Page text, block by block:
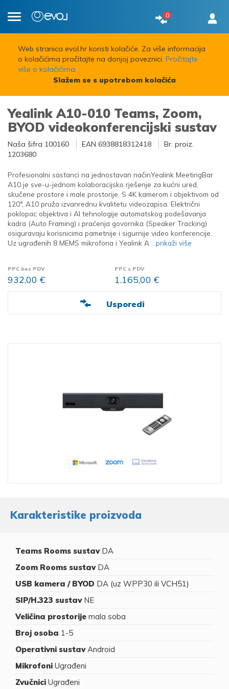
0
Toggle
Web stranica evol.hr koristi kolačiće. Za više informacija
o kolačićima pročitajte na donjoj poveznici. Pročitajte
više o kolačićima.
Slažem se s upotrebom kolačića
Yealink A10-010 Teams, Zoom,
BYOD videokonferencijski sustav
Naša šifra 100160 EAN 6938818312418
Br. proiz.
1203680
Profesionalni sastanci na jednostavan načinYealink MeetingBar
A10 je sve-u-jednom kolaboracijsko rješenje za kućni ured,
skučene prostore i male prostorije. S 4K kamerom i objektivom od
120°, A10 pruža izvanrednu kvalitetu videozapisa. Električni
poklopac objektiva i AI tehnologije automatskog podešavanja
kadra (Auto Framing) i praćenja govornika (Speaker Tracking)
osiguravaju korisnicima pametnije i sigurnije video konferencije.
Uz ugrađenih 8 MEMS mikrofona i Yealink A
...prikaži više
PPC bez PDV
932,00 €
PPC s PDV
1.165,00 €
Usporedi
Karakteristike proizvoda
Teams Rooms sustavDA
Zoom Rooms sustavDA
USB kamera / BYOD DA (uz WPP30 ili VCH51)
SIP/H.323 sustavNE
Veličina prostorije mala soba
Broj osoba 1-5
Operativni sustavAndroid
Mikrofoni Ugrađeni
Zvučnici Ugrađeni